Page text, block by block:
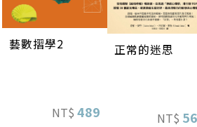
藝數摺學2
NT$ 489
正常的迷思
NT$